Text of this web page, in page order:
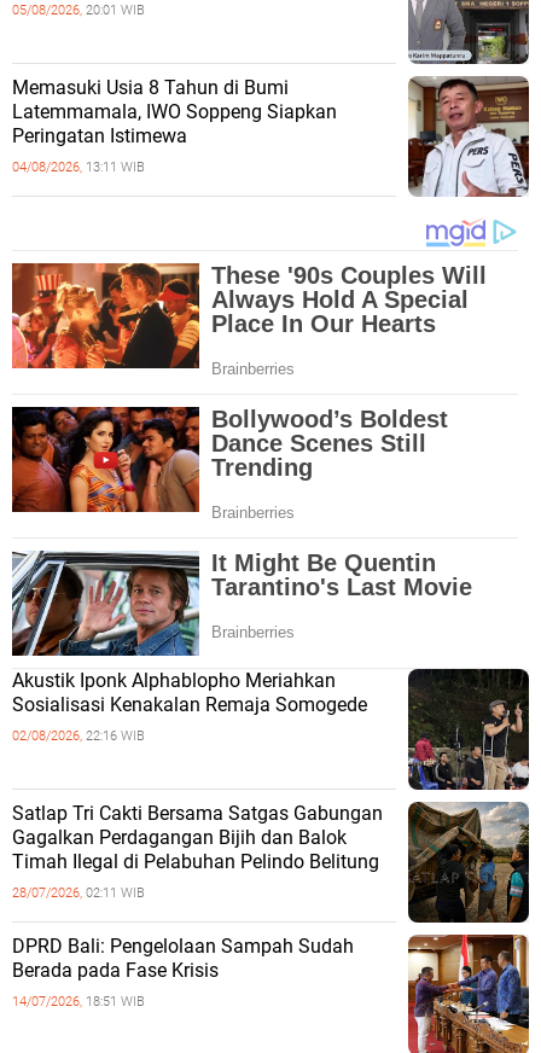
05/08/2026, 20:01 WIB
Memasuki Usia 8 Tahun di Bumi
Latemmamala, IWO Soppeng Siapkan
Peringatan Istimewa
04/08/2026, 13:11 WIB
Akustik Iponk Alphablopho Meriahkan
Sosialisasi Kenakalan Remaja Somogede
02/08/2026, 22:16 WIB
Satlap Tri Cakti Bersama Satgas Gabungan
Gagalkan Perdagangan Bijih dan Balok
Timah Ilegal di Pelabuhan Pelindo Belitung
28/07/2026, 02:11 WIB
DPRD Bali: Pengelolaan Sampah Sudah
Berada pada Fase Krisis
14/07/2026, 18:51 WIB